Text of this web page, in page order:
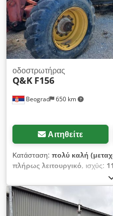
Beograd 650 km
οδοστρωτήρας
Q&K F156
Αιτηθείτε
Κατάσταση: πολύ καλή
πλήρως λειτουργικό, ισχύς:
, αριθμός
άριστη κατάσταση Djdpfxsy Tl